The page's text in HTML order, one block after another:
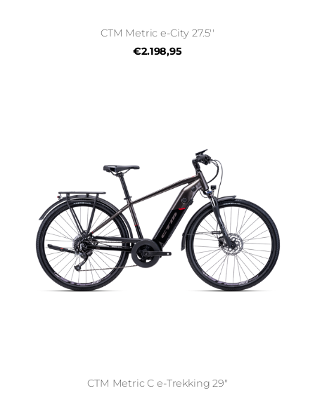
CTM Metric e-City 27.5''
€2.198,95
CTM Metric C e-Trekking 29"